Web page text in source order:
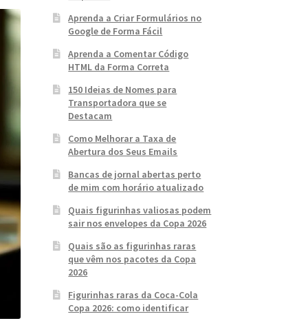
Aprenda a Criar Formulários no
Google de Forma Fácil
Aprenda a Comentar Código
HTML da Forma Correta
150 Ideias de Nomes para
Transportadora que se
Destacam
Como Melhorar a Taxa de
Abertura dos Seus Emails
Bancas de jornal abertas perto
de mim com horário atualizado
Quais figurinhas valiosas podem
sair nos envelopes da Copa 2026
Quais são as figurinhas raras
que vêm nos pacotes da Copa
2026
Figurinhas raras da Coca-Cola
Copa 2026: como identificar